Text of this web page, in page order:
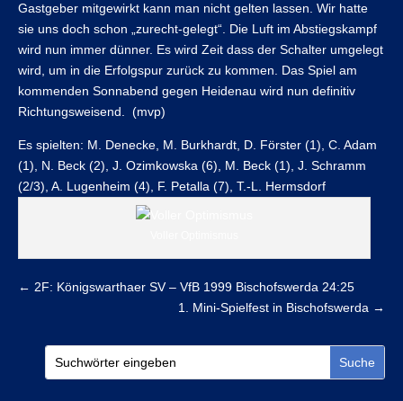
Gastgeber mitgewirkt kann man nicht gelten lassen. Wir hatte
sie uns doch schon „zurecht-gelegt“. Die Luft im Abstiegskampf
wird nun immer dünner. Es wird Zeit dass der Schalter umgelegt
wird, um in die Erfolgspur zurück zu kommen. Das Spiel am
kommenden Sonnabend gegen Heidenau wird nun definitiv
Richtungsweisend. (mvp)
Es spielten: M. Denecke, M. Burkhardt, D. Förster (1), C. Adam
(1), N. Beck (2), J. Ozimkowska (6), M. Beck (1), J. Schramm
(2/3), A. Lugenheim (4), F. Petalla (7), T.-L. Hermsdorf
← 2F: Königswarthaer SV – VfB 1999 Bischofswerda 24:25
1. Mini-Spielfest in Bischofswerda →